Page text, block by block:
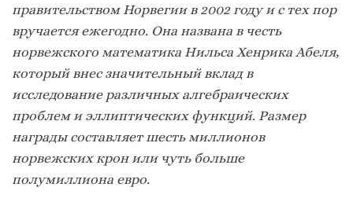
правительством Норвегии в 2002 году и с тех пор
вручается ежегодно. Она названа в честь
норвежского математика Нильса Хенрика Абеля,
который внес значительный вклад в
исследование различных алгебраических
проблем и эллиптических функций. Размер
награды составляет шесть миллионов
норвежских крон или чуть больше
полумиллиона евро.